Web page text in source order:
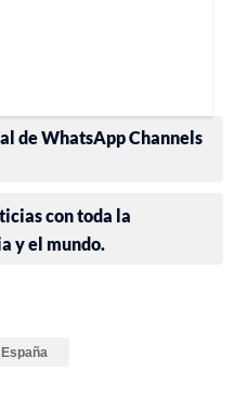
de WhatsApp Channels
con toda la
y el mundo.
España